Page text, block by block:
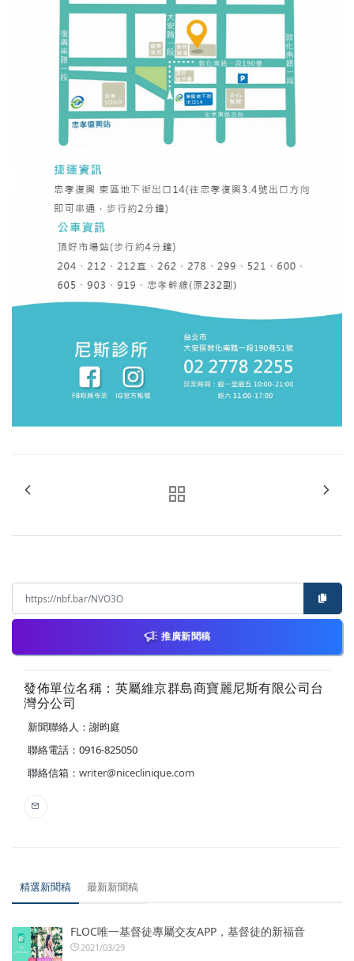
推廣新聞稿
發佈單位名稱：英屬維京群島商寶麗尼斯有限公司台
灣分公司
新聞聯絡人：謝昀庭
聯絡電話：0916-825050
聯絡信箱： writer@niceclinique.com
精選新聞稿 最新新聞稿
FLOC唯一基督徒專屬交友APP，基督徒的新福音
2021/03/29